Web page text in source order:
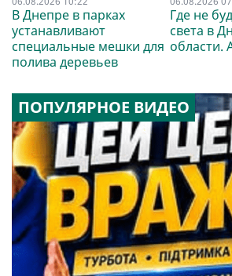
В Днепре в парках
устанавливают
специальные мешки для
полива деревьев
Где не
света в
области.
ПОПУЛЯРНОЕ ВИДЕО